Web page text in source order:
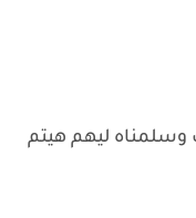
وسلمناه ليهم هيتم